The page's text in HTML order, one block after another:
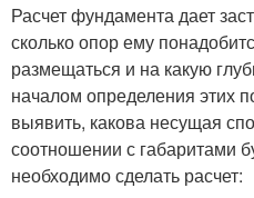
Расчет фундамента дает
сколько опор ему
размещаться и на какую
началом определения этих
выявить, какова несущая
соотношении с габаритами
необходимо сделать расчет: